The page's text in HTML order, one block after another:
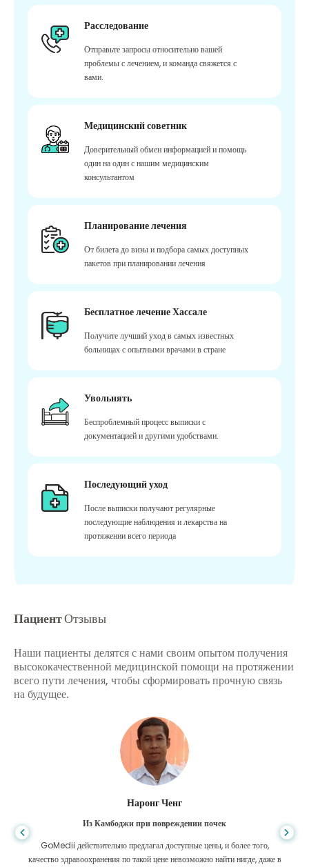
Расследование
Отправьте запросы относительно вашей
проблемы с лечением, и команда свяжется с
вами.
Медицинский советник
Доверительный обмен информацией и помощь
один на один с нашим медицинским
консультантом
Планирование лечения
От билета до визы и подбора самых доступных
пакетов при планировании лечения
Бесплатное лечение Хассале
Получите лучший уход в самых известных
больницах с опытными врачами в стране
Увольнять
Беспроблемный процесс выписки с
документацией и другими удобствами.
Последующий уход
После выписки получают регулярные
последующие наблюдения и лекарства на
протяжении всего периода
ПациентОтзывы
Наши пациенты делятся с нами своим опытом получения
высококачественной медицинской помощи на протяжении
всего пути лечения, чтобы сформировать прочную связь
на будущее.
Шандха Дас
Из Бангладеш для гастроэнтерологии
Я поблагодарил своего сына и блестящую команду GoMedii, которые
помогли мне в моем путешествии из Бангладеш в Индию для лечения.